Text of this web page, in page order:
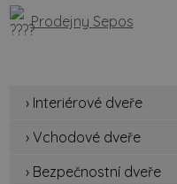
Prodejny Sepos
› Interiérové dveře
› Vchodové dveře
› Bezpečnostní dveře